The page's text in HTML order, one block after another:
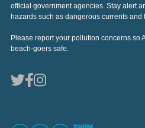
official government agencies. Stay alert
hazards such as dangerous currents and
Please report your pollution concerns so
beach-goers safe.